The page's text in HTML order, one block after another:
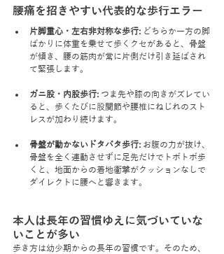
腰痛を招きやすい代表的な歩行エラー
片脚重心・左右非対称な歩行: どちらか一方の脚
ばかりに体重を乗せて歩くクセがあると、骨盤
が傾き、腰の筋肉が常に片側だけ引き延ばされ
て緊張します。
ガニ股・内股歩行: つま先や膝の向きがズレてい
ると、歩くたびに股関節や腰椎にねじれのスト
レスが加わり続けます。
骨盤が動かないドタバタ歩行: お腹の力が抜け、
骨盤を全く連動させずに足先だけでトボトボ歩
くと、地面からの着地衝撃がクッションなしで
ダイレクトに腰へと響きます。
本人は長年の習慣ゆえに気づいていな
いことが多い
歩き方は幼少期からの長年の習慣です。そのため、